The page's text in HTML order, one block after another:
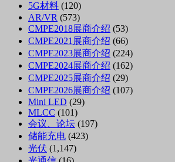
5G材料 (120)
AR/VR (573)
CMPE2018展商介绍 (53)
CMPE2021展商介绍 (66)
CMPE2023展商介绍 (224)
CMPE2024展商介绍 (162)
CMPE2025展商介绍 (29)
CMPE2026展商介绍 (107)
Mini LED (29)
MLCC (101)
会议、论坛 (197)
储能充电 (423)
光伏 (1,147)